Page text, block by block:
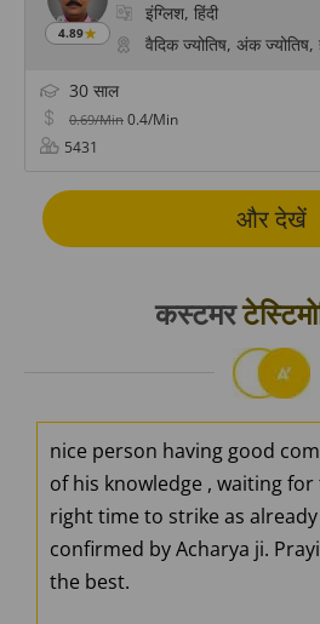
4.89
इंग्लिश, हिंदी
वैदिक ज्योतिष, अंक ज्योतिष,
30 साल
0.69/Min 0.4/Min
5431
और देखें
कस्टमर
nice person having good
of his knowledge , waiting for
right time to strike as already
confirmed by Acharya ji.
the best.